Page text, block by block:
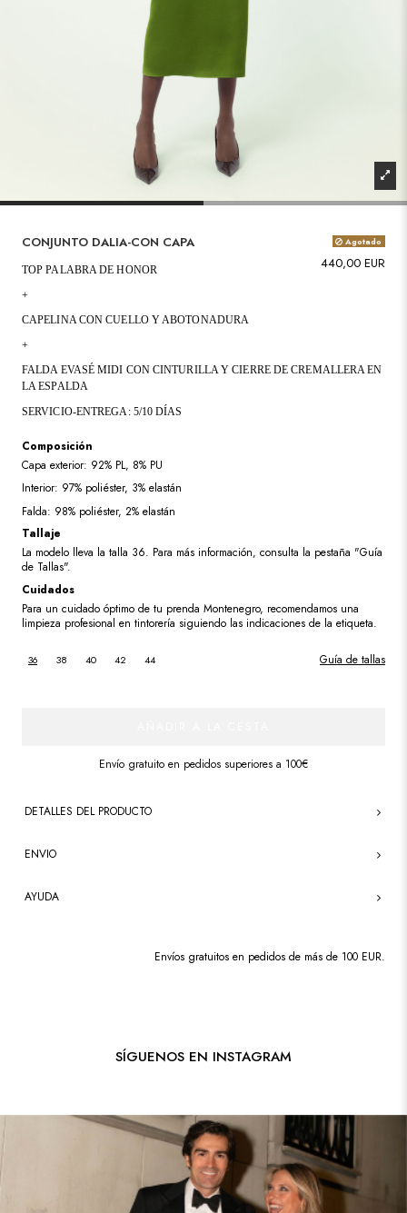
CONJUNTO DALIA-CON CAPA Agotado
440,00 EUR
TOP PALABRA DE HONOR
+
CAPELINA CON CUELLO Y ABOTONADURA
+
FALDA EVASÉ MIDI CON CINTURILLA Y CIERRE DE CREMALLERA EN
LA ESPALDA
SERVICIO-ENTREGA: 5/10 DÍAS
Composición
Capa exterior: 92% PL, 8% PU
Interior: 97% poliéster, 3% elastán
Falda: 98% poliéster, 2% elastán
Tallaje
La modelo lleva la talla 36. Para más información, consulta la pestaña "Guía
de Tallas".
Cuidados
Para un cuidado óptimo de tu prenda Montenegro, recomendamos una
limpieza profesional en tintorería siguiendo las indicaciones de la etiqueta.
36 38 40 42 44 Guía de tallas
Envío gratuito en pedidos superiores a 100€
DETALLES DEL PRODUCTO
ENVIO
AYUDA
Envíos gratuitos en pedidos de más de 100 EUR.
SÍGUENOS EN INSTAGRAM